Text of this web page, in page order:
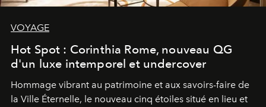
VOYAGE
Hot Spot : Corinthia Rome, nouveau QG
d'un luxe intemporel et undercover
Hommage vibrant au patrimoine et aux savoirs-faire de
la Ville Éternelle, le nouveau cinq étoiles situé en lieu et